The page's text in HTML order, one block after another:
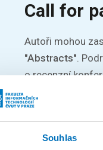
Souhlas
Call for
Autoři mohou
"Abstracts".
o recenzní